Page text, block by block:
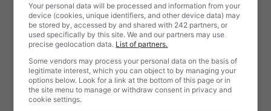
Your personal data will be processed and information from your
device (cookies, unique identifiers, and other device data) may
be stored by, accessed by and shared with 242 partners, or
used specifically by this site. We and our partners may use
precise geolocation data. List of partners.
Some vendors may process your personal data on the basis of
legitimate interest, which you can object to by managing your
options below. Look for a link at the bottom of this page or in
the site menu to manage or withdraw consent in privacy and
cookie settings.